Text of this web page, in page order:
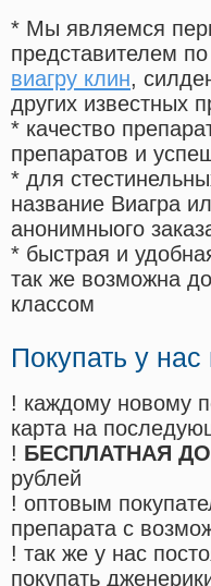
* Мы являемся
представителем
виагру клин,
других известных
* качество
препаратов и
* для
название Виагра
анонимныого
* быстрая и
так же возможна
классом
Покупать у нас
! каждому новому
карта на
! БЕСПЛАТНАЯ
рублей
! оптовым
препарата с
! так же у нас
покупать